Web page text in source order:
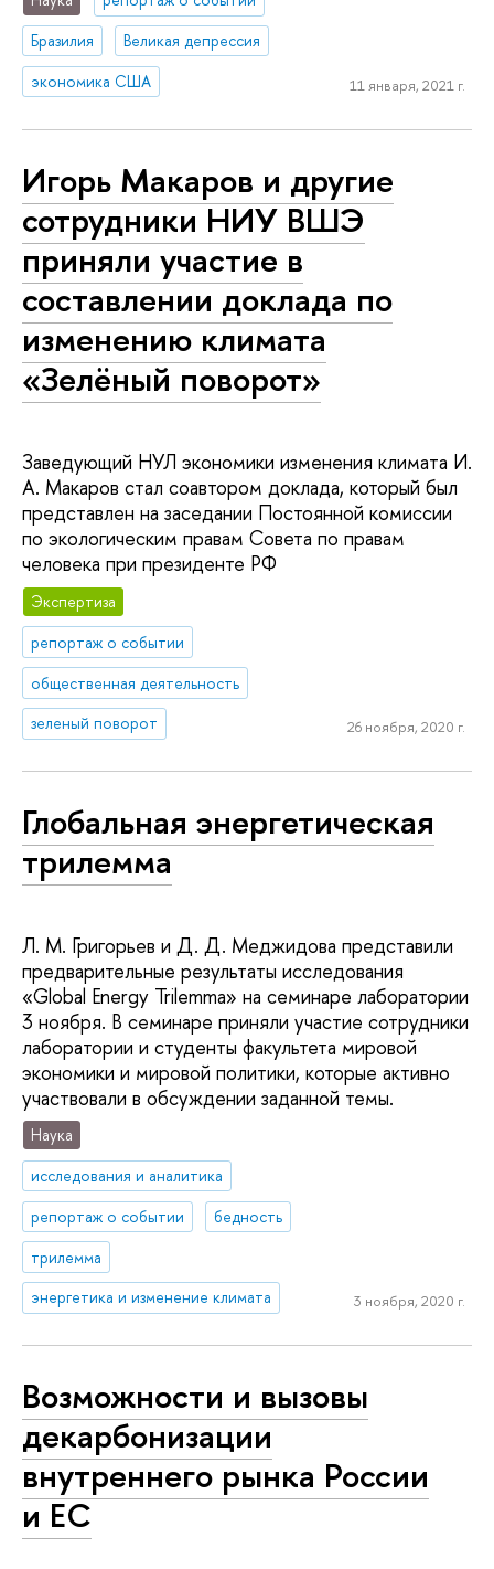
Бразилия
Великая депрессия
экономика США
11 января, 2021 г.
Игорь Макаров и другие
сотрудники НИУ ВШЭ
приняли участие в
составлении доклада по
изменению климата
«Зелёный поворот»
Заведующий НУЛ экономики изменения климата И.
А. Макаров стал соавтором доклада, который был
представлен на заседании Постоянной комиссии
по экологическим правам Совета по правам
человека при президенте РФ
Экспертиза
репортаж о событии
общественная деятельность
зеленый поворот
26 ноября, 2020 г.
Глобальная энергетическая
трилемма
Л. М. Григорьев и Д. Д. Меджидова представили
предварительные результаты исследования
«Global Energy Trilemma» на семинаре лаборатории
3 ноября. В семинаре приняли участие сотрудники
лаборатории и студенты факультета мировой
экономики и мировой политики, которые активно
участвовали в обсуждении заданной темы.
Наука
исследования и аналитика
репортаж о событии
бедность
трилемма
энергетика и изменение климата
3 ноября, 2020 г.
Возможности и вызовы
декарбонизации
внутреннего рынка России
и ЕС